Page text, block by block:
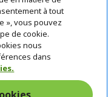
à tout
», vous pouvez
de cookie.
nous
dans